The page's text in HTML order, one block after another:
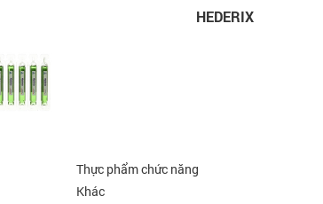
HEDERIX
Thực phẩm chức năng
Khác